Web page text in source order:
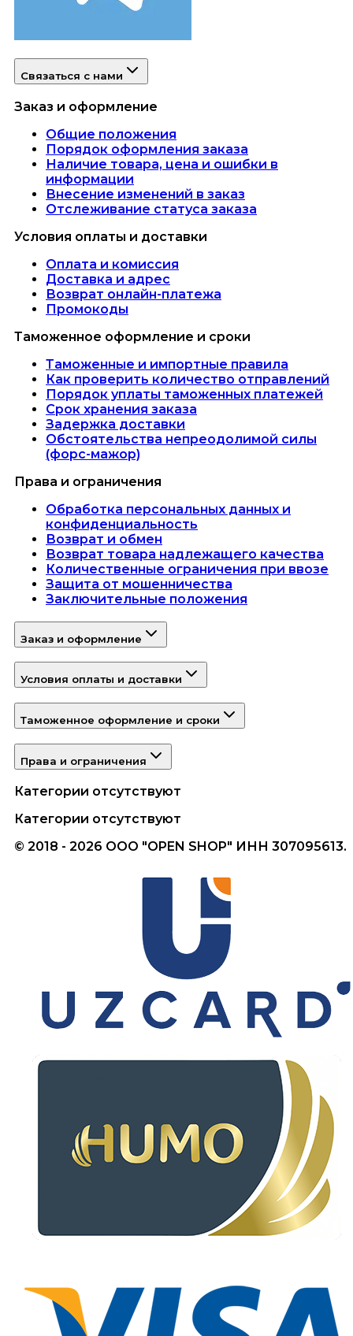
Связаться с нами
Заказ и оформление
Общие положения
Порядок оформления заказа
Наличие товара, цена и ошибки в
информации
Внесение изменений в заказ
Отслеживание статуса заказа
Условия оплаты и доставки
Оплата и комиссия
Доставка и адрес
Возврат онлайн-платежа
Промокоды
Таможенное оформление и сроки
Таможенные и импортные правила
Как проверить количество отправлений
Порядок уплаты таможенных платежей
Срок хранения заказа
Задержка доставки
Обстоятельства непреодолимой силы
(форс-мажор)
Права и ограничения
Обработка персональных данных и
конфиденциальность
Возврат и обмен
Возврат товара надлежащего качества
Количественные ограничения при ввозе
Защита от мошенничества
Заключительные положения
Заказ и оформление
Условия оплаты и доставки
Таможенное оформление и сроки
Права и ограничения
Категории отсутствуют
Категории отсутствуют
© 2018 - 2026 ООО "OPEN SHOP" ИНН 307095613.